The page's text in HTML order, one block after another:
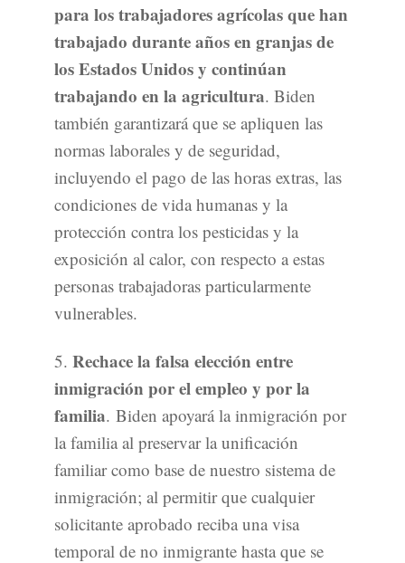
para los trabajadores agrícolas que han
trabajado durante años en granjas de
los Estados Unidos y continúan
trabajando en la agricultura. Biden
también garantizará que se apliquen las
normas laborales y de seguridad,
incluyendo el pago de las horas extras, las
condiciones de vida humanas y la
protección contra los pesticidas y la
exposición al calor, con respecto a estas
personas trabajadoras particularmente
vulnerables.
5. Rechace la falsa elección entre
inmigración por el empleo y por la
familia. Biden apoyará la inmigración por
la familia al preservar la unificación
familiar como base de nuestro sistema de
inmigración; al permitir que cualquier
solicitante aprobado reciba una visa
temporal de no inmigrante hasta que se